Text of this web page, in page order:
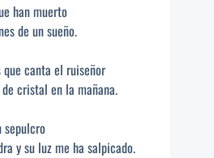
han muerto
de un sueño.
que canta el ruiseñor
cristal en la mañana.
sepulcro
y su luz me ha salpicado.